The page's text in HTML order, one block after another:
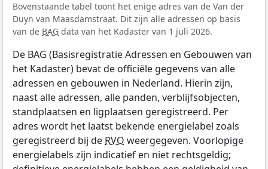
Bovenstaande tabel toont het enige adres van de Van der
Duyn van Maasdamstraat. Dit zijn alle adressen op basis
van de BAG data van het Kadaster van 1 juli 2026.
De BAG (Basisregistratie Adressen en Gebouwen van
het Kadaster) bevat de officiële gegevens van alle
adressen en gebouwen in Nederland. Hierin zijn,
naast alle adressen, alle panden, verblijfsobjecten,
standplaatsen en ligplaatsen geregistreerd. Per
adres wordt het laatst bekende energielabel zoals
geregistreerd bij de RVO weergegeven. Voorlopige
energielabels zijn indicatief en niet rechtsgeldig;